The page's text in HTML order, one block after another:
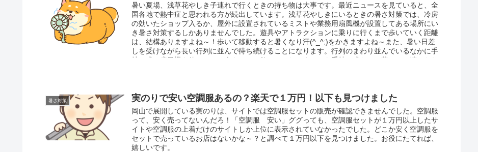
暑い夏場、浅草花やしき子連れで行くときの持ち物は大事です。最近ニュースを見ていると、全
国各地で熱中症と思われる方が続出しています。浅草花やしきにいるときの暑さ対策では、冷房
の効いたショップ入るか、屋外に設置されているミストや業務用扇風機が設置してある場所にい
き暑さ対策するしかありませんでした。遊具やアトラクションに乗りに行くまで歩いていく距離
は、結構ありますよね～！歩いて移動すると暑くなり汗(^_^;)をかきますよね～また、暑い日差
しを受けながら長い行列に並んで待ち続けることになります。行列のまわり並んでいるなかに手
持ち式の扇風機を使っている人をみると欲しかったです。でも手持ち式だと、落として壊したり
暑さ対策 実のりで安い空調服あるの？楽天で１万円！以下も見つけました
岡山で展開している実のりは、サイトでは空調服セットの販売が確認できませんでした。空調服
って、安く売ってないんだろ！「空調服 安い」ググっても、空調服セットが１万円以上したサ
イトや空調服の上着だけのサイトしか上位に表示されていなかったでした。どこか安く空調服を
セットで売っているお店はないかな～？と調べて１万円以下を見つけました。お役にたてれば、
嬉しいです。